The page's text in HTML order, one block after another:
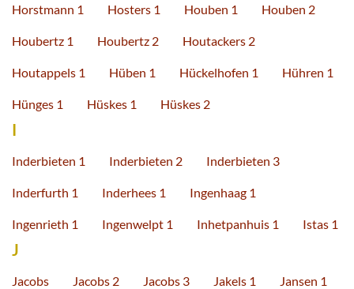
Horstmann 1 Hosters 1 Houben 1 Houben 2
Houbertz 1 Houbertz 2 Houtackers 2
Houtappels 1 Hüben 1 Hückelhofen 1 Hühren 1
Hünges 1 Hüskes 1 Hüskes 2
I
Inderbieten 1 Inderbieten 2 Inderbieten 3
Inderfurth 1 Inderhees 1 Ingenhaag 1
Ingenrieth 1 Ingenwelpt 1 Inhetpanhuis 1 Istas 1
J
Jacobs Jacobs 2 Jacobs 3 Jakels 1 Jansen 1